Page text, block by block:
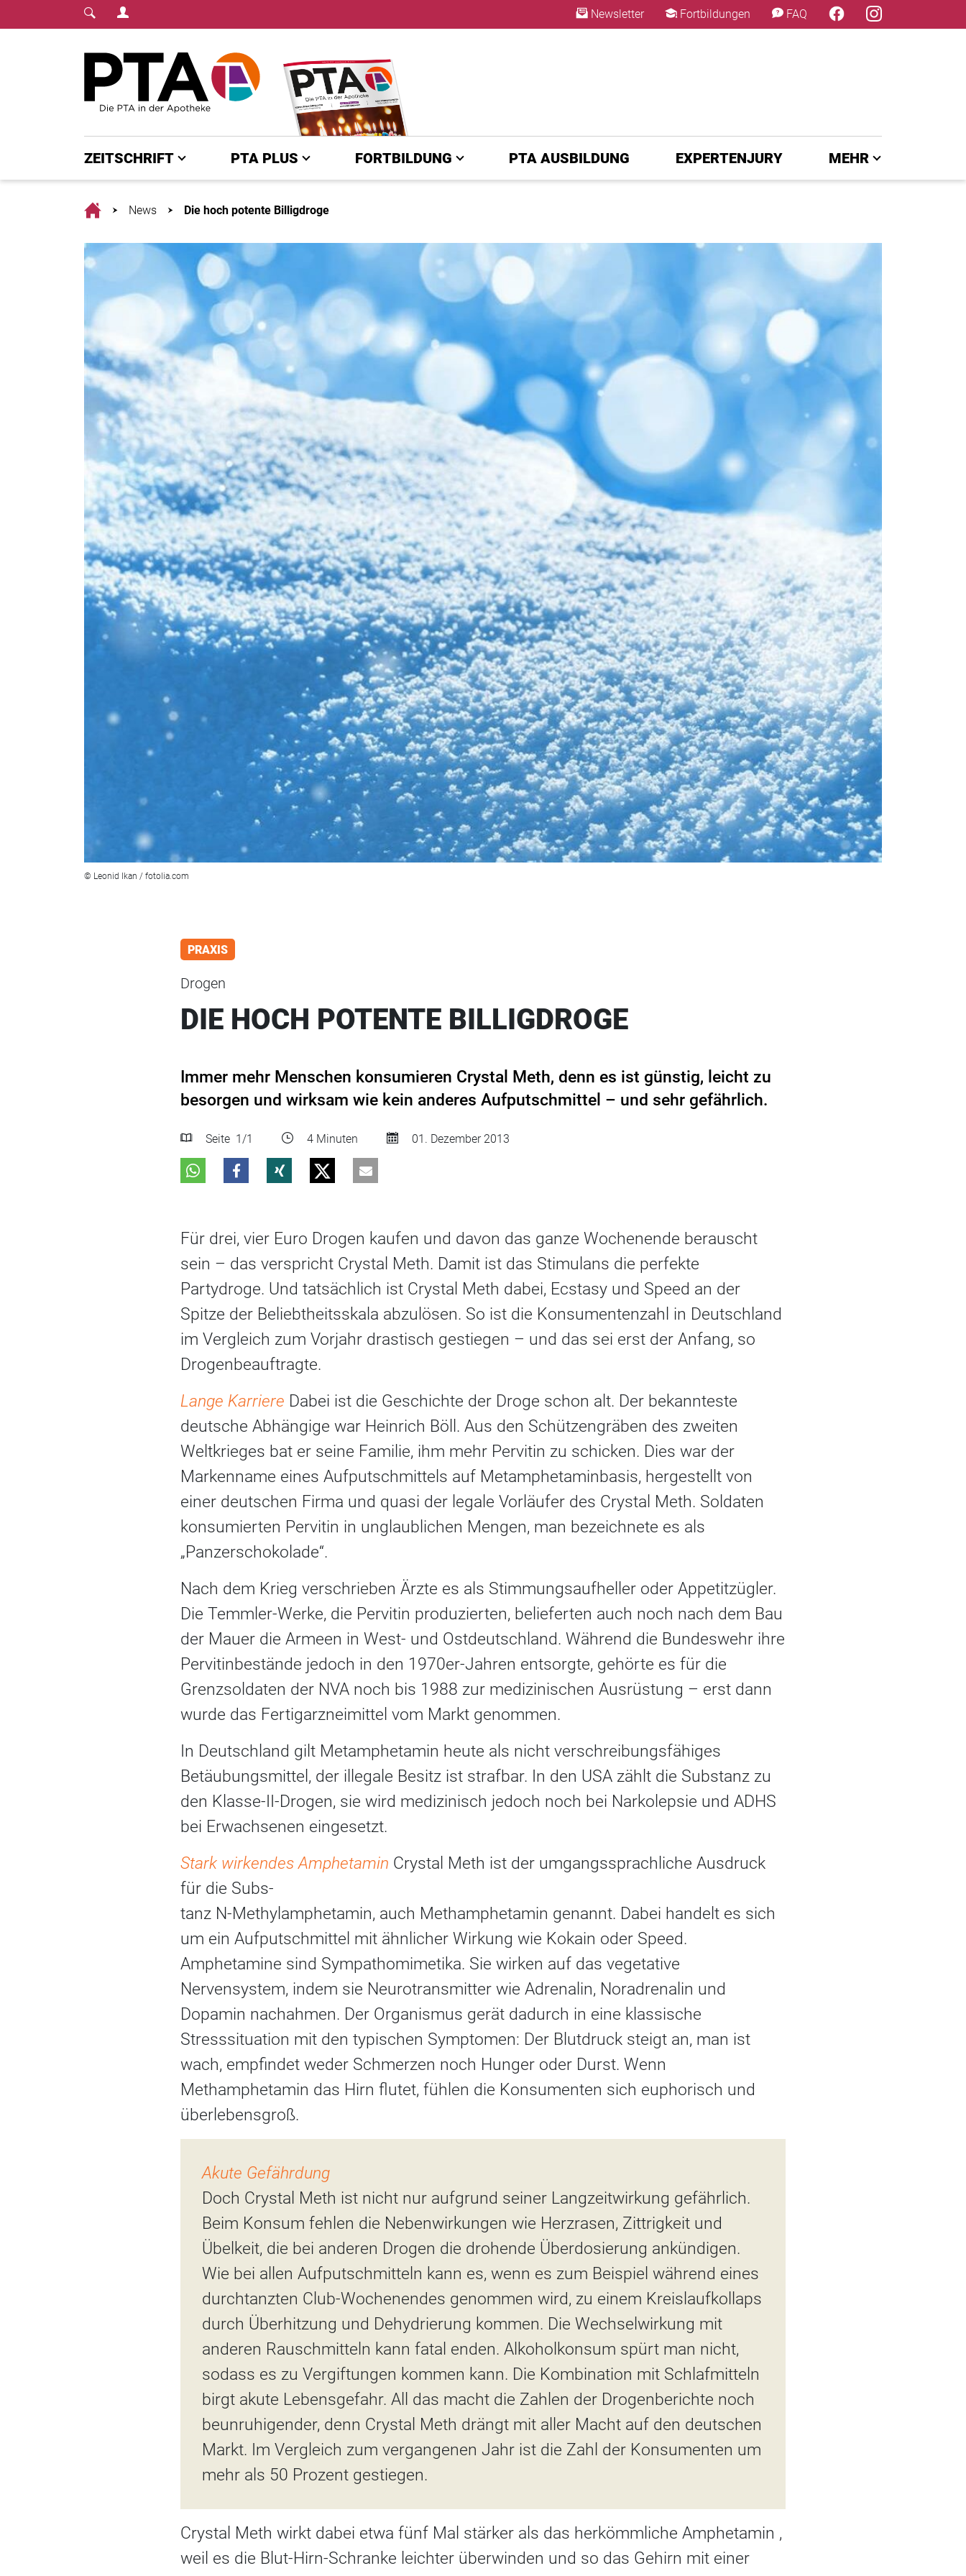
Login Menu Newsletter Fortbildungen FAQ
ZEITSCHRIFT PTA PLUS FORTBILDUNG PTA AUSBILDUNG EXPERTENJURY MEHR
HomeNews Die hoch potente Billigdroge
© Leonid Ikan / fotolia.com
PRAXIS
Drogen
DIE HOCH POTENTE BILLIGDROGE
Immer mehr Menschen konsumieren Crystal Meth, denn es ist günstig, leicht zu
besorgen und wirksam wie kein anderes Aufputschmittel – und sehr gefährlich.
Seite 1 /1 4 Minuten 01. Dezember 2013
Für drei, vier Euro Drogen kaufen und davon das ganze Wochenende berauscht
sein – das verspricht Crystal Meth. Damit ist das Stimulans die perfekte
Partydroge. Und tatsächlich ist Crystal Meth dabei, Ecstasy und Speed an der
Spitze der Beliebtheitsskala abzulösen. So ist die Konsumentenzahl in Deutschland
im Vergleich zum Vorjahr drastisch gestiegen – und das sei erst der Anfang, so
Drogenbeauftragte.
Lange Karriere Dabei ist die Geschichte der Droge schon alt. Der bekannteste
deutsche Abhängige war Heinrich Böll. Aus den Schützengräben des zweiten
Weltkrieges bat er seine Familie, ihm mehr Pervitin zu schicken. Dies war der
Markenname eines Aufputschmittels auf Metamphetaminbasis, hergestellt von
einer deutschen Firma und quasi der legale Vorläufer des Crystal Meth. Soldaten
konsumierten Pervitin in unglaublichen Mengen, man bezeichnete es als
„Panzerschokolade“.
Nach dem Krieg verschrieben Ärzte es als Stimmungsaufheller oder Appetitzügler.
Die Temmler-Werke, die Pervitin produzierten, belieferten auch noch nach dem Bau
der Mauer die Armeen in West- und Ostdeutschland. Während die Bundeswehr ihre
Pervitinbestände jedoch in den 1970er-Jahren entsorgte, gehörte es für die
Grenzsoldaten der NVA noch bis 1988 zur medizinischen Ausrüstung – erst dann
wurde das Fertigarzneimittel vom Markt genommen.
In Deutschland gilt Metamphetamin heute als nicht verschreibungsfähiges
Betäubungsmittel, der illegale Besitz ist strafbar. In den USA zählt die Substanz zu
den Klasse-II-Drogen, sie wird medizinisch jedoch noch bei Narkolepsie und ADHS
bei Erwachsenen eingesetzt.
Stark wirkendes Amphetamin Crystal Meth ist der umgangssprachliche Ausdruck
für die Subs-
tanz N-Methylamphetamin, auch Methamphetamin genannt. Dabei handelt es sich
um ein Aufputschmittel mit ähnlicher Wirkung wie Kokain oder Speed.
Amphetamine sind Sympathomimetika. Sie wirken auf das vegetative
Nervensystem, indem sie Neurotransmitter wie Adrenalin, Noradrenalin und
Dopamin nachahmen. Der Organismus gerät dadurch in eine klassische
Stresssituation mit den typischen Symptomen: Der Blutdruck steigt an, man ist
wach, empfindet weder Schmerzen noch Hunger oder Durst. Wenn
Methamphetamin das Hirn flutet, fühlen die Konsumenten sich euphorisch und
überlebensgroß.
Akute Gefährdung
Doch Crystal Meth ist nicht nur aufgrund seiner Langzeitwirkung gefährlich.
Beim Konsum fehlen die Nebenwirkungen wie Herzrasen, Zittrigkeit und
Übelkeit, die bei anderen Drogen die drohende Überdosierung ankündigen.
Wie bei allen Aufputschmitteln kann es, wenn es zum Beispiel während eines
durchtanzten Club-Wochenendes genommen wird, zu einem Kreislaufkollaps
durch Überhitzung und Dehydrierung kommen. Die Wechselwirkung mit
anderen Rauschmitteln kann fatal enden. Alkoholkonsum spürt man nicht,
sodass es zu Vergiftungen kommen kann. Die Kombination mit Schlafmitteln
birgt akute Lebensgefahr. All das macht die Zahlen der Drogenberichte noch
beunruhigender, denn Crystal Meth drängt mit aller Macht auf den deutschen
Markt. Im Vergleich zum vergangenen Jahr ist die Zahl der Konsumenten um
mehr als 50 Prozent gestiegen.
Crystal Meth wirkt dabei etwa fünf Mal stärker als das herkömmliche Amphetamin ,
weil es die Blut-Hirn-Schranke leichter überwinden und so das Gehirn mit einer
×